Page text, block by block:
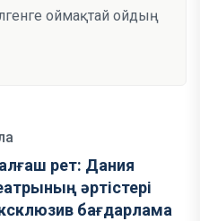
оймақтай ойдың
рет: Дания
әртістері
бағдарлама